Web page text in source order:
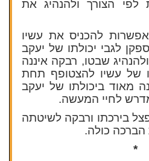
הצורך ולהנהיג את
להכניס את עשיו
לגבי יכולתו של יעקב
שבטו, רבקה איננה
של עשיו להצטופף תחת
מאוד ביכולתו של יעקב
לחיי המעשה.
בירכתו ורבקה לשיטתה
הברכה כולה.
*